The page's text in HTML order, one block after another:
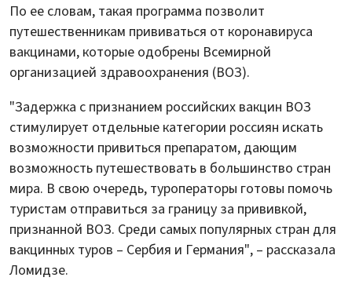
По ее словам, такая программа позволит
путешественникам прививаться от коронавируса
вакцинами, которые одобрены Всемирной
организацией здравоохранения (ВОЗ).
"Задержка с признанием российских вакцин ВОЗ
стимулирует отдельные категории россиян искать
возможности привиться препаратом, дающим
возможность путешествовать в большинство стран
мира. В свою очередь, туроператоры готовы помочь
туристам отправиться за границу за прививкой,
признанной ВОЗ. Среди самых популярных стран для
вакцинных туров – Сербия и Германия", – рассказала
Ломидзе.